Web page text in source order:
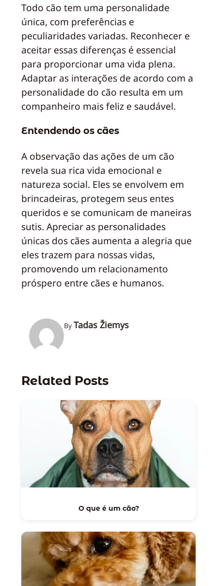
Todo cão tem uma personalidade
única, com preferências e
peculiaridades variadas. Reconhecer e
aceitar essas diferenças é essencial
para proporcionar uma vida plena.
Adaptar as interações de acordo com a
personalidade do cão resulta em um
companheiro mais feliz e saudável.
Entendendo os cães
A observação das ações de um cão
revela sua rica vida emocional e
natureza social. Eles se envolvem em
brincadeiras, protegem seus entes
queridos e se comunicam de maneiras
sutis. Apreciar as personalidades
únicas dos cães aumenta a alegria que
eles trazem para nossas vidas,
promovendo um relacionamento
próspero entre cães e humanos.
By Tadas Žiemys
Related Posts
O que é um cão?